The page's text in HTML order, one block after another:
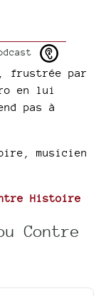
frustrée par
en lui
pas à
musicien
Histoire
Contre